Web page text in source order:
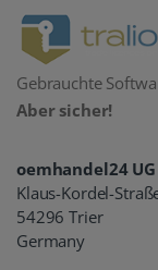
Gebrauchte
Aber sicher!
oemhandel24
Klaus-Kordel-
54296 Trier
Germany